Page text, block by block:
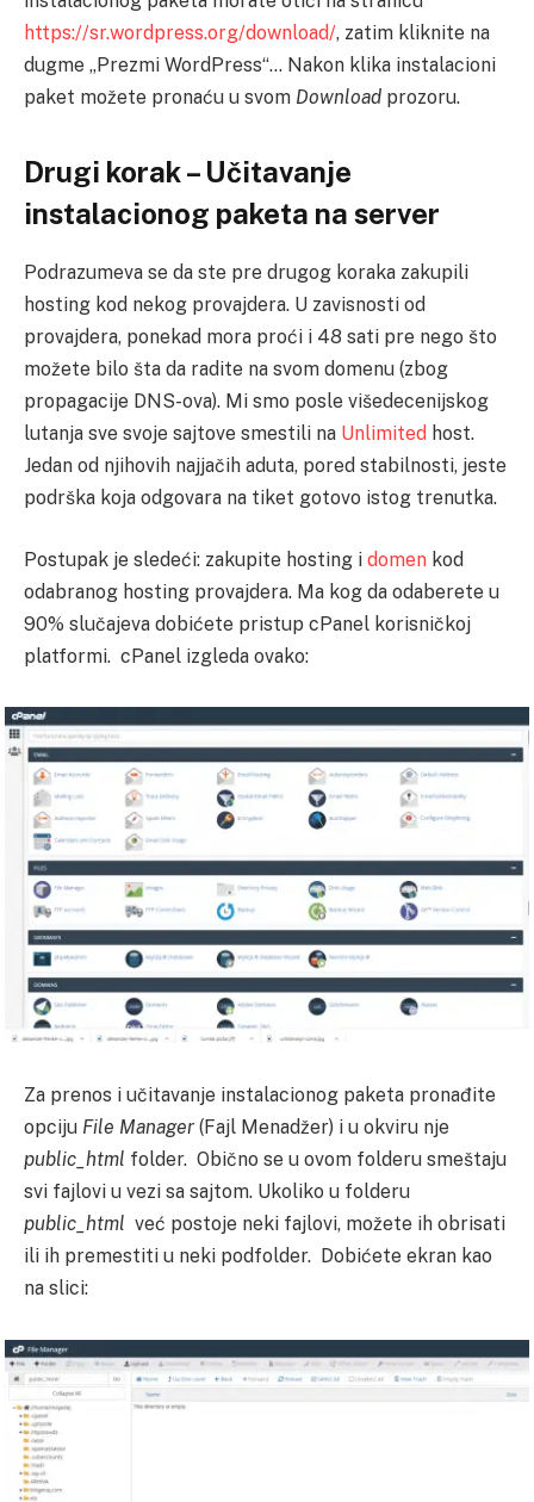
https://sr.wordpress.org/download/, zatim kliknite na
dugme „Prezmi WordPress“… Nakon klika instalacioni
paket možete pronaću u svom Download prozoru.
Drugi korak – Učitavanje
instalacionog paketa na server
Podrazumeva se da ste pre drugog koraka zakupili
hosting kod nekog provajdera. U zavisnosti od
provajdera, ponekad mora proći i 48 sati pre nego što
možete bilo šta da radite na svom domenu (zbog
propagacije DNS-ova). Mi smo posle višedecenijskog
lutanja sve svoje sajtove smestili na Unlimited host.
Jedan od njihovih najjačih aduta, pored stabilnosti, jeste
podrška koja odgovara na tiket gotovo istog trenutka.
Postupak je sledeći: zakupite hosting i domen kod
odabranog hosting provajdera. Ma kog da odaberete u
90% slučajeva dobićete pristup cPanel korisničkoj
platformi. cPanel izgleda ovako:
Za prenos i učitavanje instalacionog paketa pronađite
opciju File Manager (Fajl Menadžer) i u okviru nje
public_html folder. Obično se u ovom folderu smeštaju
svi fajlovi u vezi sa sajtom. Ukoliko u folderu
public_html već postoje neki fajlovi, možete ih obrisati
ili ih premestiti u neki podfolder. Dobićete ekran kao
na slici: